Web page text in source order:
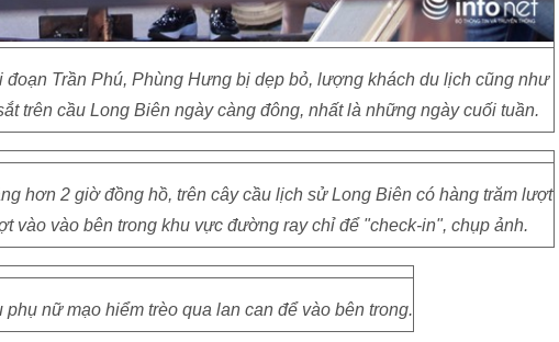
Trần Phú, Phùng Hưng bị dẹp bỏ, lượng khách du lịch cũng như
trên cầu Long Biên ngày càng đông, nhất là những ngày cuối tuần.
hơn 2 giờ đồng hồ, trên cây cầu lịch sử Long Biên có hàng trăm lượt
vào vào bên trong khu vực đường ray chỉ để "check-in", chụp ảnh.
nữ mạo hiểm trèo qua lan can để vào bên trong.